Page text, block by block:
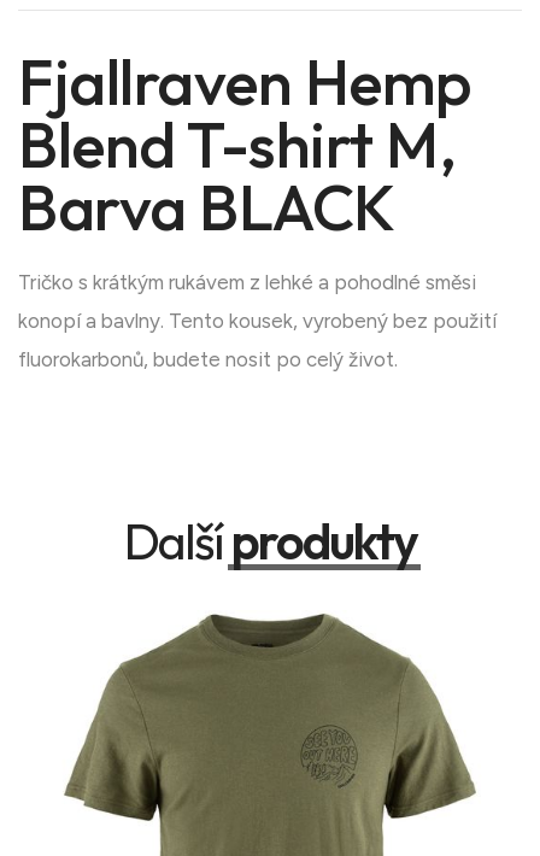
Fjallraven Hemp
Blend T-shirt M,
Barva BLACK
Tričko s krátkým rukávem z lehké a pohodlné směsi
konopí a bavlny. Tento kousek, vyrobený bez použití
fluorokarbonů, budete nosit po celý život.
Dalšíprodukty